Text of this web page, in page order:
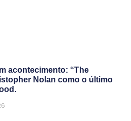
acontecimento: “The
Nolan como o último